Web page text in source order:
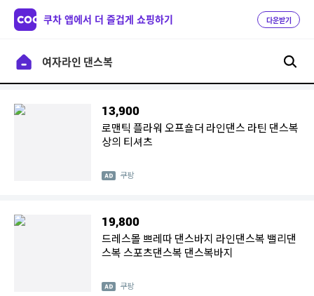
쿠차 앱에서 더 즐겁게 쇼핑하기 다운받기
13,900
로맨틱 플라워 오프숄더 라인댄스 라틴 댄스복
상의 티셔츠
쿠팡
19,800
드레스몰 쁘레따 댄스바지 라인댄스복 밸리댄
스복 스포츠댄스복 댄스복바지
쿠팡